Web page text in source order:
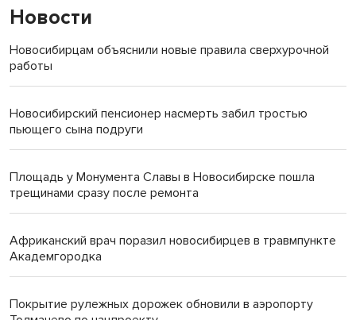
Новости
Новосибирцам объяснили новые правила сверхурочной
работы
Новосибирский пенсионер насмерть забил тростью
пьющего сына подруги
Площадь у Монумента Славы в Новосибирске пошла
трещинами сразу после ремонта
Африканский врач поразил новосибирцев в травмпункте
Академгородка
Покрытие рулежных дорожек обновили в аэропорту